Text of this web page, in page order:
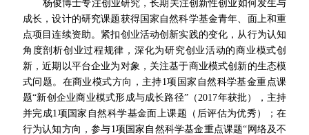
杨俊博士专注创业研究，长期关注创新性创业如何发生与
成长，设计的研究课题获得国家自然科学基金青年、面上和重
点项目连续资助。紧扣创业活动创新实践的变化，从行为认知
角度剖析创业过程规律，深化为研究创业活动的商业模式创
新，近期以平台企业为对象，关注基于商业模式创新的生态模
式问题。在商业模式方向，主持1项国家自然科学基金重点课
题“新创企业商业模式形成与成长路径”（2017年获批），主持
并完成1项国家自然科学基金面上课题（后评估为优秀）；在
行为认知方向，参与1项国家自然科学基金重点课题“网络及不